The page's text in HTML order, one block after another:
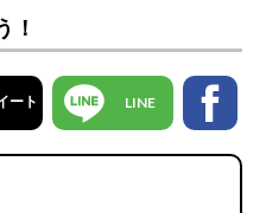
！
ート LINE